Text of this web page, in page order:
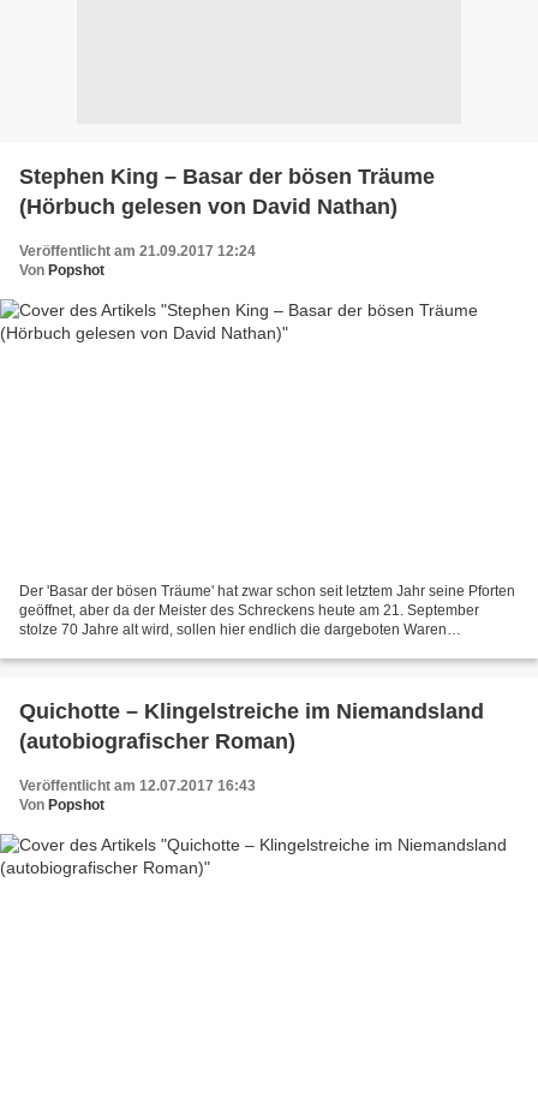
Stephen King – Basar der bösen Träume
(Hörbuch gelesen von David Nathan)
Veröffentlicht am 21.09.2017 12:24
Von Popshot
Der 'Basar der bösen Träume' hat zwar schon seit letztem Jahr seine Pforten
geöffnet, aber da der Meister des Schreckens heute am 21. September
stolze 70 Jahre alt wird, sollen hier endlich die dargeboten Waren
Quichotte – Klingelstreiche im Niemandsland
(autobiografischer Roman)
Veröffentlicht am 12.07.2017 16:43
Von Popshot